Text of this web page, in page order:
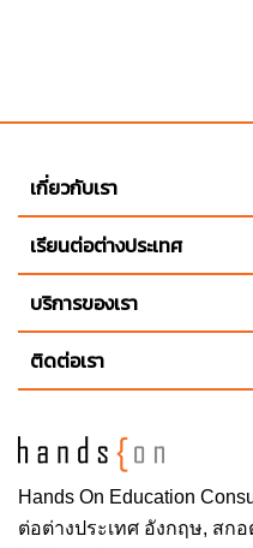
Hands On Education
ต่อต่างประเทศ อังกฤษ, สกอ
เกี่ยวกับเรา
เรียนต่อต่างประเทศ
บริการของเรา
ติดต่อเรา